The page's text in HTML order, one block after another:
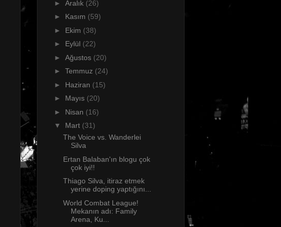
► Aralık (26)
► Kasım (59)
► Ekim (38)
► Eylül (22)
► Ağustos (20)
► Temmuz (24)
► Haziran (15)
► Mayıs (20)
► Nisan (16)
▼ Mart (31)
The Voice vs. Wanderlei
Silva
Ertan Balaban'ın blogu çok
çok iyi!!
Thiago Silva, itiraz etmek
yerine doping yaptığını...
World Combat League!
Mekanın adı: Family
Arena, Ku...